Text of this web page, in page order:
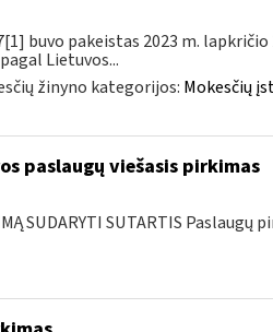
buvo pakeistas 2023 m. lapkričio
Lietuvos...
žinyno kategorijos: Mokesčių
paslaugų viešasis pirkimas
SUDARYTI SUTARTIS Paslaugų